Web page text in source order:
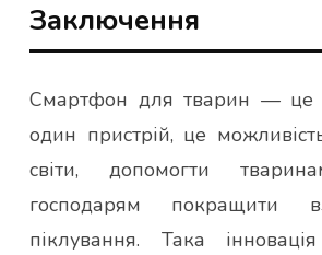
Заключення
Смартфон для тварин — це
один пристрій, це
світи, допомогти
господарям покращити
піклування. Така